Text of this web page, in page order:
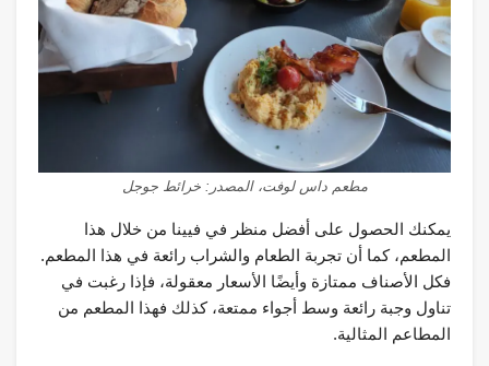
مطعم داس لوفت، المصدر: خرائط جوجل
يمكنك الحصول على أفضل منظر في فيينا من خلال هذا
المطعم، كما أن تجربة الطعام والشراب رائعة في هذا المطعم.
فكل الأصناف ممتازة وأيضًا الأسعار معقولة، فإذا رغبت في
تناول وجبة رائعة وسط أجواء ممتعة، كذلك فهذا المطعم من
المطاعم المثالية.